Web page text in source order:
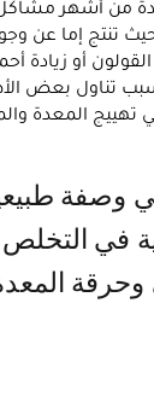
من أشهر
تنتج إما عن
أو زيادة
تناول بعض
المعدة
في
وحرقة